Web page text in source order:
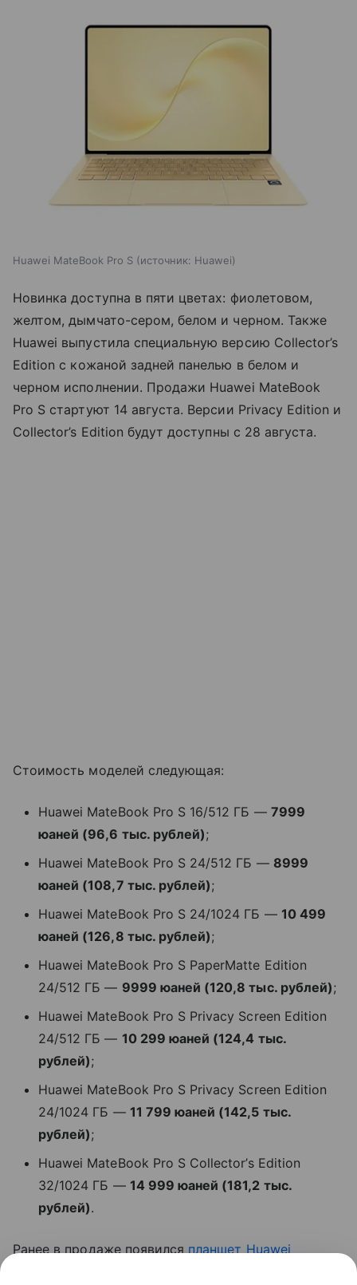
Huawei MateBook Pro S источник: Huawei
Новинка доступна в пяти цветах: фиолетовом,
желтом, дымчато-сером, белом и черном. Также
Huawei выпустила специальную версию Collector’s
Edition с кожаной задней панелью в белом и
черном исполнении. Продажи Huawei MateBook
Pro S стартуют 14 августа. Версии Privacy Edition и
Collector’s Edition будут доступны с 28 августа.
Стоимость моделей следующая:
Huawei MateBook Pro S 16/512 ГБ — 7999
юаней (96,6 тыс. рублей);
Huawei MateBook Pro S 24/512 ГБ — 8999
юаней (108,7 тыс. рублей);
Huawei MateBook Pro S 24/1024 ГБ — 10 499
юаней (126,8 тыс. рублей);
Huawei MateBook Pro S PaperMatte Edition
24/512 ГБ — 9999 юаней (120,8 тыс. рублей);
Huawei MateBook Pro S Privacy Screen Edition
24/512 ГБ — 10 299 юаней (124,4 тыс.
рублей);
Huawei MateBook Pro S Privacy Screen Edition
24/1024 ГБ — 11 799 юаней (142,5 тыс.
рублей);
Huawei MateBook Pro S Collector’s Edition
32/1024 ГБ — 14 999 юаней (181,2 тыс.
рублей).
Ранее в продаже появилсяпланшет Huawei